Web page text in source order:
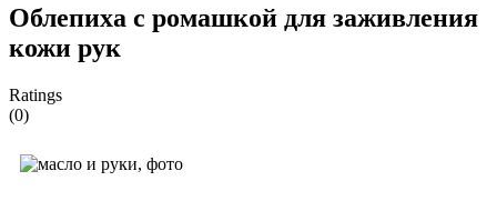
Облепиха с ромашкой для заживления
кожи рук
Ratings
(0)